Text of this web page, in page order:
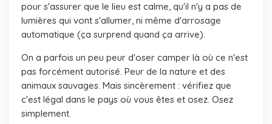
pour s'assurer que le lieu est calme, qu'il n'y a pas de
lumières qui vont s'allumer, ni même d'arrosage
automatique (ça surprend quand ça arrive).
On a parfois un peu peur d'oser camper là où ce n'est
pas forcément autorisé. Peur de la nature et des
animaux sauvages. Mais sincèrement : vérifiez que
c'est légal dans le pays où vous êtes et osez. Osez
simplement.